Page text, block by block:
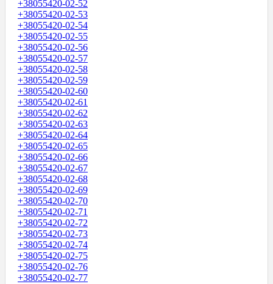
+38055420-02-52
+38055420-02-53
+38055420-02-54
+38055420-02-55
+38055420-02-56
+38055420-02-57
+38055420-02-58
+38055420-02-59
+38055420-02-60
+38055420-02-61
+38055420-02-62
+38055420-02-63
+38055420-02-64
+38055420-02-65
+38055420-02-66
+38055420-02-67
+38055420-02-68
+38055420-02-69
+38055420-02-70
+38055420-02-71
+38055420-02-72
+38055420-02-73
+38055420-02-74
+38055420-02-75
+38055420-02-76
+38055420-02-77